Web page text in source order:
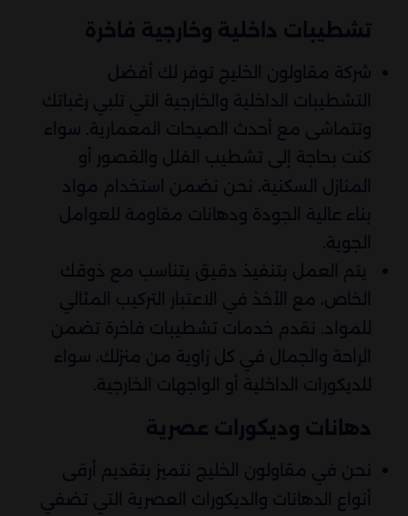
تشطيبات داخلية وخارجية فاخرة
شركة مقاولون الخليج توفر لك أفضل
التشطيبات الداخلية والخارجية التي تلبي رغباتك
وتتماشى مع أحدث الصيحات المعمارية. سواء
كنت بحاجة إلى تشطيب الفلل والقصور أو
المنازل السكنية، نحن نضمن استخدام مواد
بناء عالية الجودة ودهانات مقاومة للعوامل
الجوية.
يتم العمل بتنفيذ دقيق يتناسب مع ذوقك
الخاص، مع الأخذ في الاعتبار التركيب المثالي
للمواد. نقدم خدمات تشطيبات فاخرة تضمن
الراحة والجمال في كل زاوية من منزلك، سواء
للديكورات الداخلية أو الواجهات الخارجية.
دهانات وديكورات عصرية
نحن في مقاولون الخليج نتميز بتقديم أرقى
أنواع الدهانات والديكورات العصرية التي تضفي